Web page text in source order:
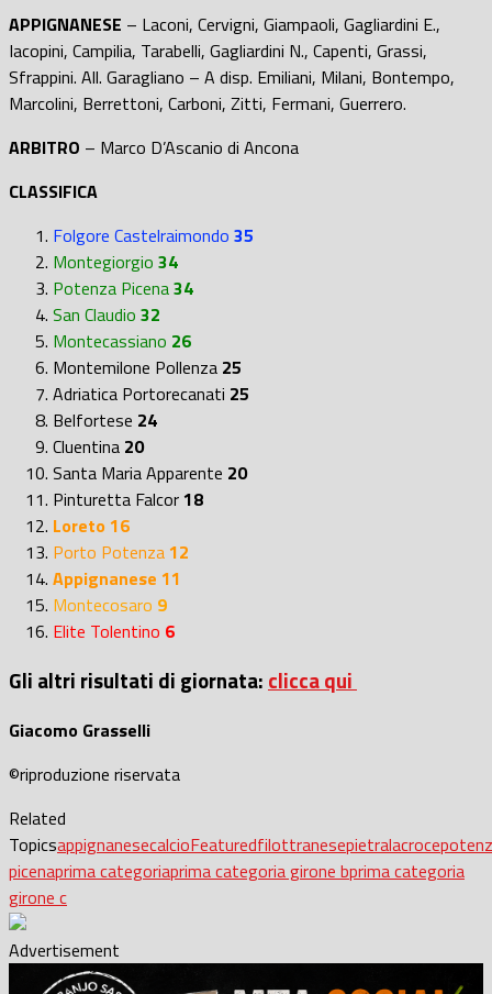
APPIGNANESE – Laconi, Cervigni, Giampaoli, Gagliardini E.,
Iacopini, Campilia, Tarabelli, Gagliardini N., Capenti, Grassi,
Sfrappini. All. Garagliano – A disp. Emiliani, Milani, Bontempo,
Marcolini, Berrettoni, Carboni, Zitti, Fermani, Guerrero.
ARBITRO – Marco D’Ascanio di Ancona
CLASSIFICA
Folgore Castelraimondo 35
Montegiorgio 34
Potenza Picena34
San Claudio 32
Montecassiano 26
Montemilone Pollenza 25
Adriatica Portorecanati 25
Belfortese 24
Cluentina 20
Santa Maria Apparente 20
Pinturetta Falcor18
Loreto 16
Porto Potenza12
Appignanese 11
Montecosaro 9
Elite Tolentino 6
Gli altri risultati di giornata: clicca qui
Giacomo Grasselli
©riproduzione riservata
Related
TopicsappignanesecalcioFeaturedfilottranesepietralacroce
picenaprima categoriaprima categoria girone bprima categoria
girone c
Advertisement